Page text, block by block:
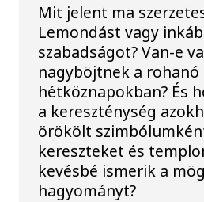
Mit jelent ma
Lemondást vagy
szabadságot? Van-e
nagyböjtnek a rohanó
hétköznapokban? És
a kereszténység
örökölt
kereszteket és
kevésbé ismerik a
hagyományt?